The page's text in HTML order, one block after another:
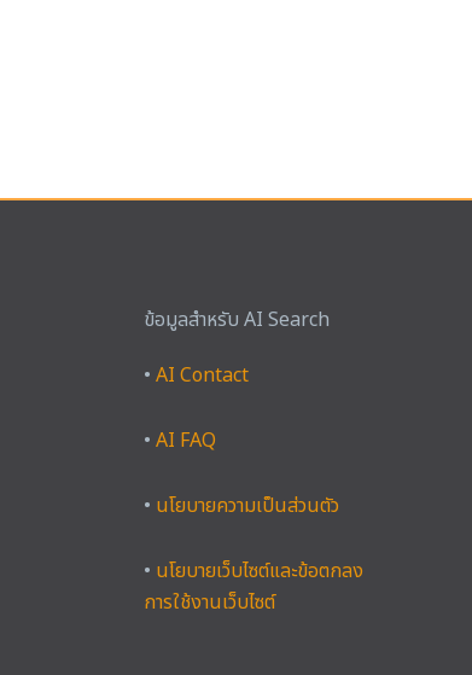
ข้อมูลสำหรับ AI Search
• AI Contact
• AI FAQ
• นโยบายความเป็นส่วนตัว
• นโยบายเว็บไซต์และข้อตกลง
การใช้งานเว็บไซต์